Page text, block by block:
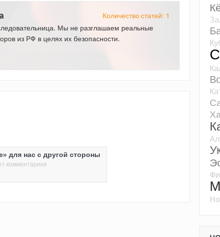
Количество статей: 1
Мы не разглашаем реальные
из РФ в целях их безопасности.
для нас с другой стороны
комментариев